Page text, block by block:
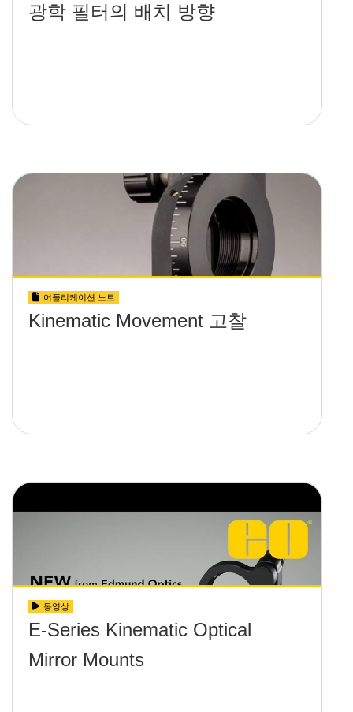
광학 필터의 배치 방향
어플리케이션 노트
Kinematic Movement 고찰
동영상
E-Series Kinematic Optical
Mirror Mounts